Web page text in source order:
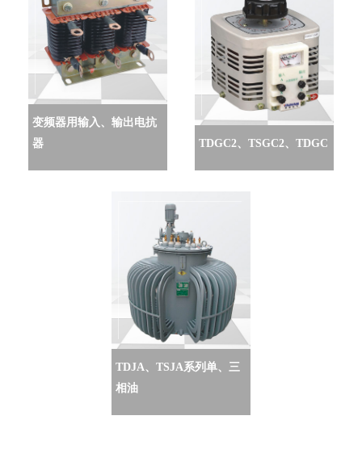
变频器用输入、输出电抗
器
TDGC2、TSGC2、TDGC
TDJA、TSJA系列单、三
相油